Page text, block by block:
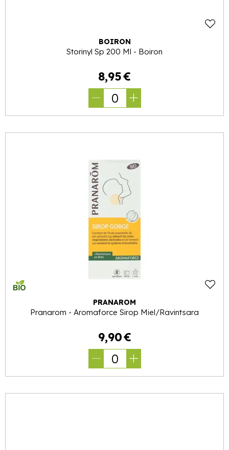
BOIRON
Storinyl Sp 200 Ml - Boiron
8,95€
0
PRANAROM
Pranarom - Aromaforce Sirop Miel/Ravintsara
9,90€
0